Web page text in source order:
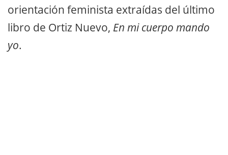
orientación feminista extraídas del último
libro de Ortiz Nuevo, En mi cuerpo mando
yo.